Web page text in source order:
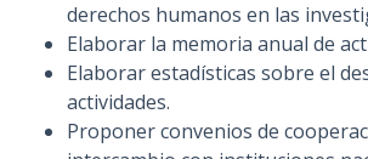
derechos humanos en las
Elaborar la memoria anual de
Elaborar estadísticas sobre el
actividades.
Proponer convenios de